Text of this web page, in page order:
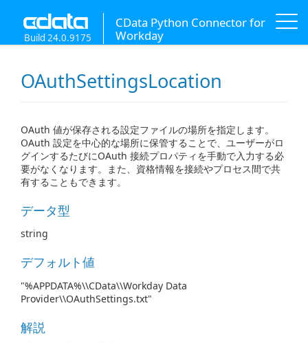
CData Python Connector for
Workday
Build 24.0.9175
OAuthSettingsLocation
OAuth 値が保存される設定ファイルの場所を指定します。
OAuth 設定を中心的な場所に保管することで、ユーザーがロ
グインするたびにOAuth 接続プロパティを手動で入力する必
要がなくなります。また、資格情報を接続やプロセス間で共
有することもできます。
データ型
string
デフォルト値
"%APPDATA%\\CData\\Workday Data
Provider\\OAuthSettings.txt"
解説